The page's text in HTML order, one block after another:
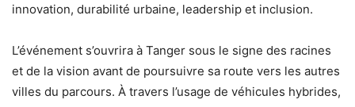
innovation, durabilité urbaine, leadership et inclusion.
L’événement s’ouvrira à Tanger sous le signe des racines
et de la vision avant de poursuivre sa route vers les autres
villes du parcours. À travers l’usage de véhicules hybrides,